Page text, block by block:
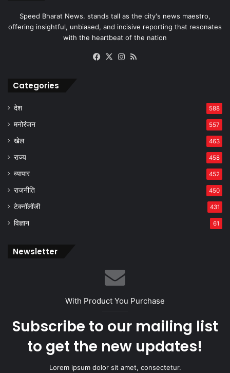
Speed Bharat News. stands tall as the city's news maestro,
offering insightful, unbiased, and incisive reporting that resonates
with the heartbeat of the nation
Facebook
X Instagram
Categories
देश 588
मनोरंजन 557
खेल 463
राज्य 458
व्यापार 452
राजनीति 450
टेक्नॉलॉजी 431
विज्ञान 61
Newsletter
With Product You Purchase
Subscribe to our mailing list
to get the new updates!
Lorem ipsum dolor sit amet, consectetur.